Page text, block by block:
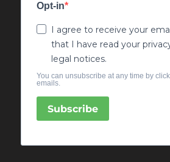
Opt-in
I agree to receive your
that I have read your
legal notices.
You can unsubscribe at any time by
emails.
Subscribe